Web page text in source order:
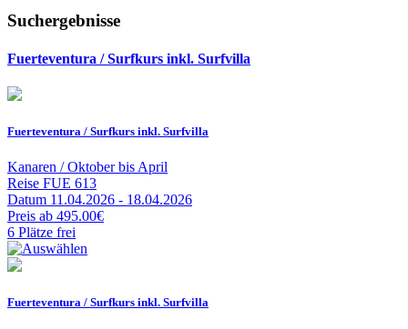
Suchergebnisse
Fuerteventura / Surfkurs inkl. Surfvilla
Fuerteventura / Surfkurs inkl. Surfvilla
Kanaren / Oktober bis April
Reise FUE 613
Datum 11.04.2026 - 18.04.2026
Preis ab 495.00€
6 Plätze frei
Fuerteventura / Surfkurs inkl. Surfvilla